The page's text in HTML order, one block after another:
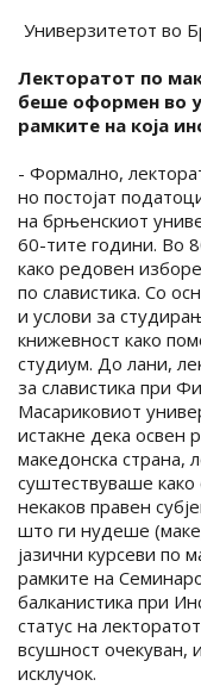
Универзитетот во
Лекторатот по
беше оформен во
рамките на која
- Формално,
но постојат
на брњенскиот
60-тите години. Во
како редовен
по славистика. Со
и услови за
книжевност како
студиум. До лани,
за славистика при
Масариковиот
истакне дека освен
македонска страна,
суштествуваше како
некаков правен
што ги нудеше
јазични курсеви по
рамките на
балканистика при
статус на
всушност очекуван,
исклучок.